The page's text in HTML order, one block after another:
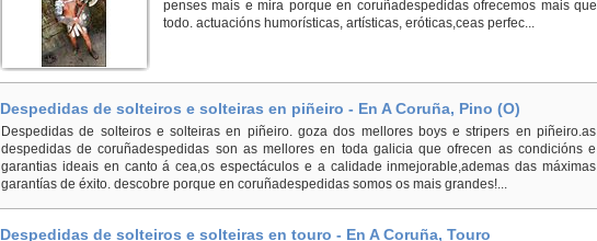
penses mais e mira porque en coruñadespedidas ofrecemos mais que
todo. actuacións humorísticas, artísticas, eróticas,ceas perfec...
Despedidas de solteiros e solteiras en piñeiro - En A Coruña, Pino (O)
Despedidas de solteiros e solteiras en piñeiro. goza dos mellores boys e stripers en piñeiro.as
despedidas de coruñadespedidas son as mellores en toda galicia que ofrecen as condicións e
garantias ideais en canto á cea,os espectáculos e a calidade inmejorable,ademas das máximas
garantías de éxito. descobre porque en coruñadespedidas somos os mais grandes!...
Despedidas de solteiros e solteiras en touro - En A Coruña, Touro